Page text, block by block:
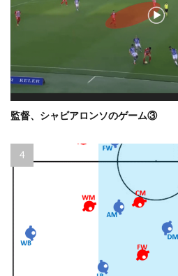
監督、シャビアロンソのゲーム③